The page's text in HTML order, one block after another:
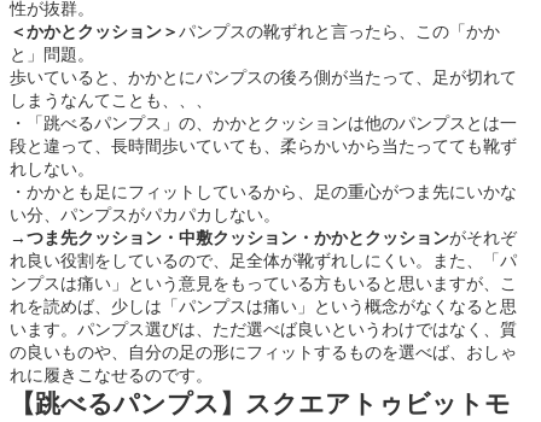
性が抜群。
＜かかとクッション＞パンプスの靴ずれと言ったら、この「かか
と」問題。
歩いていると、かかとにパンプスの後ろ側が当たって、足が切れて
しまうなんてことも、、、
・「跳べるパンプス」の、かかとクッションは他のパンプスとは一
段と違って、長時間歩いていても、柔らかいから当たってても靴ず
れしない。
・かかとも足にフィットしているから、足の重心がつま先にいかな
い分、パンプスがパカパカしない。
→つま先クッション・中敷クッション・かかとクッションがそれぞ
れ良い役割をしているので、足全体が靴ずれしにくい。また、「パ
ンプスは痛い」という意見をもっている方もいると思いますが、こ
れを読めば、少しは「パンプスは痛い」という概念がなくなると思
います。パンプス選びは、ただ選べば良いというわけではなく、質
の良いものや、自分の足の形にフィットするものを選べば、おしゃ
れに履きこなせるのです。
【跳べるパンプス】スクエアトゥビットモ